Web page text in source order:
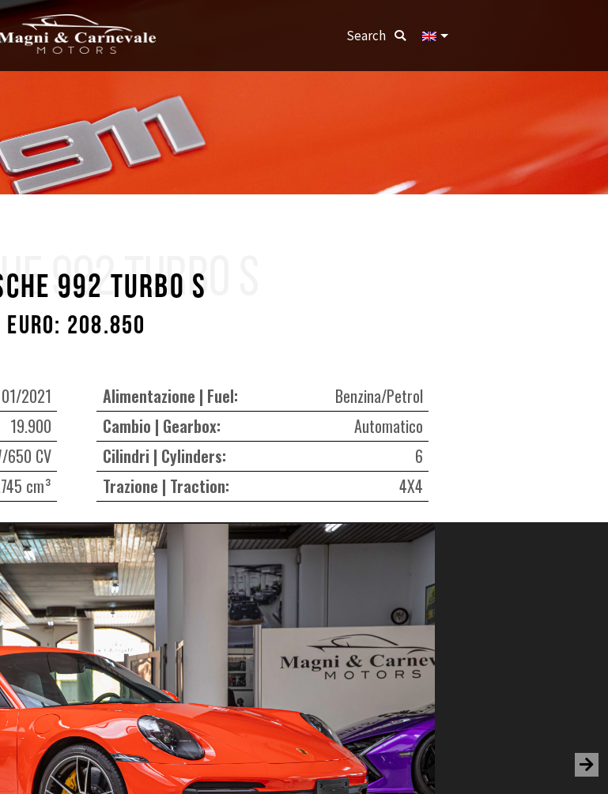
Search:
Search
992 TURBO S
992 TURBO S
Euro: 208.850
01/2021 Alimentazione | Fuel:
Benzina/Petrol
19.900 Cambio | Gearbox:
Automatico
650 CV Cilindri | Cylinders:
6
cm³ Trazione | Traction: 4X4